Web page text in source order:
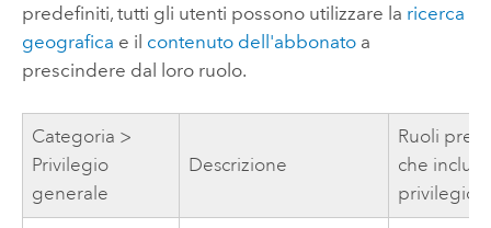
predefiniti, tutti gli utenti possono utilizzare la ricerca
geografica e il contenuto dell'abbonatoa
prescindere dal loro ruolo.
Categoria >
Privilegio
generale
Descrizione
Ruoli
che
privilegio